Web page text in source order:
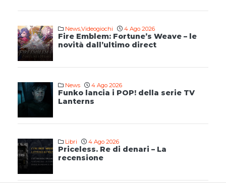
News,Videogiochi 4 Ago 2026
Fire Emblem: Fortune’s Weave – le
novità dall’ultimo direct
News 4 Ago 2026
Funko lancia i POP! della serie TV
Lanterns
Libri 4 Ago 2026
Priceless. Re di denari – La
recensione